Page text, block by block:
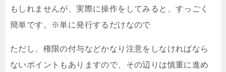
もしれませんが、実際に操作をしてみると、すっごく
簡単です。※単に発行するだけなので
ただし、権限の付与などかなり注意をしなければなら
ないポイントもありますので、その辺りは慎重に進め